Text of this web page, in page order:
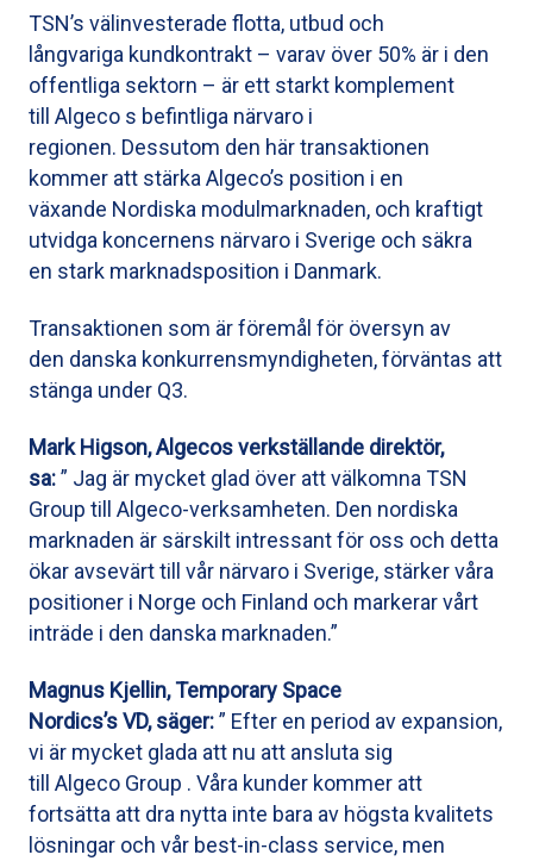
TSN’s välinvesterade flotta, utbud och
långvariga kundkontrakt – varav över 50% är i den
offentliga sektorn – är ett starkt komplement
till Algeco s befintliga närvaro i
regionen. Dessutom den här transaktionen
kommer att stärka Algeco’s position i en
växande Nordiska modulmarknaden, och kraftigt
utvidga koncernens närvaro i Sverige och säkra
en stark marknadsposition i Danmark.
Transaktionen som är föremål för översyn av
den danska konkurrensmyndigheten, förväntas att
stänga under Q3.
Mark Higson, Algecos verkställande direktör,
sa:” Jag är mycket glad över att välkomna TSN
Group till Algeco-verksamheten. Den nordiska
marknaden är särskilt intressant för oss och detta
ökar avsevärt till vår närvaro i Sverige, stärker våra
positioner i Norge och Finland och markerar vårt
inträde i den danska marknaden.”
Magnus Kjellin, Temporary Space
Nordics’s VD, säger:” Efter en period av expansion,
vi är mycket glada att nu att ansluta sig
till Algeco Group . Våra kunder kommer att
fortsätta att dra nytta inte bara av högsta kvalitets
lösningar och vår best-in-class service, men